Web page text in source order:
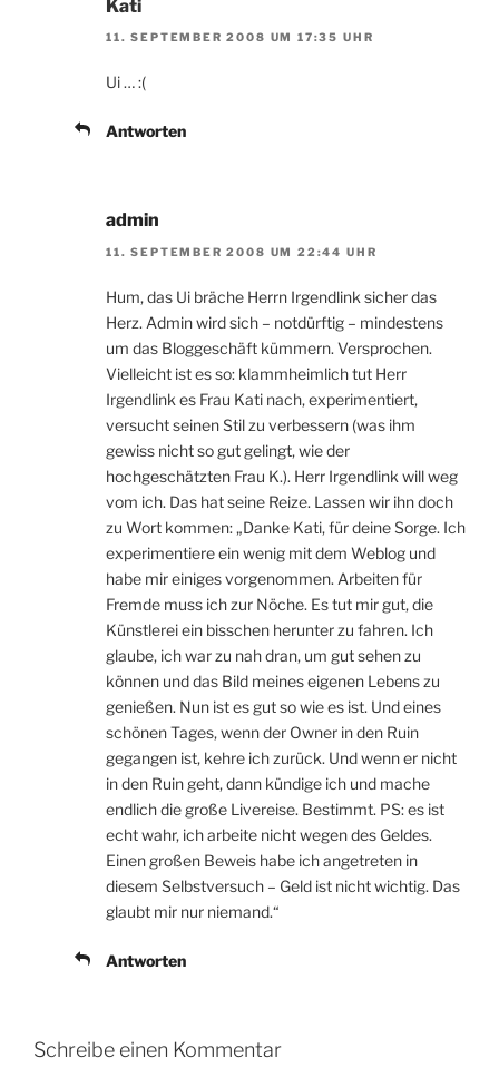
Kati
11. SEPTEMBER 2008 UM 17:35 UHR
Ui … :(
Antworten
admin
11. SEPTEMBER 2008 UM 22:44 UHR
Hum, das Ui bräche Herrn Irgendlink sicher das
Herz. Admin wird sich – notdürftig – mindestens
um das Bloggeschäft kümmern. Versprochen.
Vielleicht ist es so: klammheimlich tut Herr
Irgendlink es Frau Kati nach, experimentiert,
versucht seinen Stil zu verbessern (was ihm
gewiss nicht so gut gelingt, wie der
hochgeschätzten Frau K.). Herr Irgendlink will weg
vom ich. Das hat seine Reize. Lassen wir ihn doch
zu Wort kommen: „Danke Kati, für deine Sorge. Ich
experimentiere ein wenig mit dem Weblog und
habe mir einiges vorgenommen. Arbeiten für
Fremde muss ich zur Nöche. Es tut mir gut, die
Künstlerei ein bisschen herunter zu fahren. Ich
glaube, ich war zu nah dran, um gut sehen zu
können und das Bild meines eigenen Lebens zu
genießen. Nun ist es gut so wie es ist. Und eines
schönen Tages, wenn der Owner in den Ruin
gegangen ist, kehre ich zurück. Und wenn er nicht
in den Ruin geht, dann kündige ich und mache
endlich die große Livereise. Bestimmt. PS: es ist
echt wahr, ich arbeite nicht wegen des Geldes.
Einen großen Beweis habe ich angetreten in
diesem Selbstversuch – Geld ist nicht wichtig. Das
glaubt mir nur niemand.“
Antworten
Schreibe einen Kommentar